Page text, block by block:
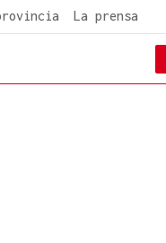
La prensa